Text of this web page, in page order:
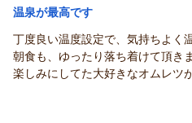
またのご利用を心よりお待ち申し
宿泊価格帯： 13,001～14,000円(大人一
ホテル・フロラシオン那須からの返信
この度はホテル・フロラシオン
がとうございます。
またご感想をお寄せいただき重
過日のご滞在にご満足いただい
温泉が最高です
丁度良い温度設定で、気持ちよく
朝食も、ゆったり落ち着けて頂き
楽しみにしてた大好きなオムレツ